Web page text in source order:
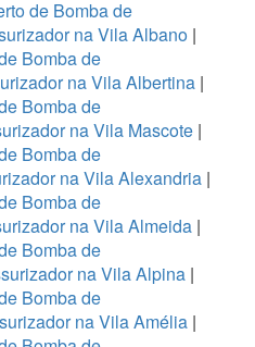
de Bomba de
na Vila Albano |
Bomba de
na Vila Albertina|
Bomba de
na Vila Mascote|
Bomba de
na Vila Alexandria |
Bomba de
na Vila Almeida |
Bomba de
na Vila Alpina |
Bomba de
na Vila Amélia |